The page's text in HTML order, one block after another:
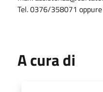
Tel. 0376/358071
A cura di